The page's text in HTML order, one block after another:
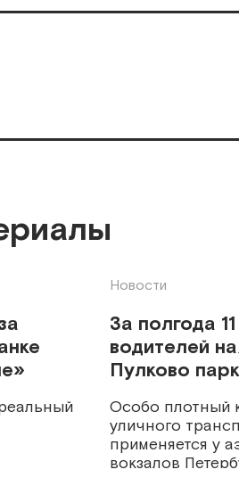
Новости
За полгода
водителей
Пулково
Особо плотный
уличного
применяется у
вокзалов